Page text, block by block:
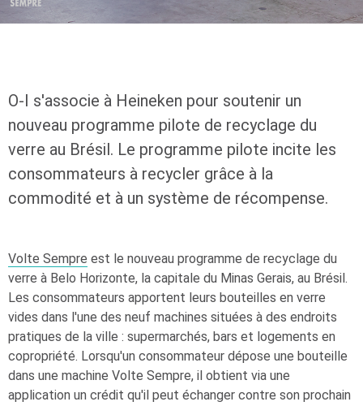
O-I s'associe à Heineken pour soutenir un
nouveau programme pilote de recyclage du
verre au Brésil. Le programme pilote incite les
consommateurs à recycler grâce à la
commodité et à un système de récompense.
Volte Sempre est le nouveau programme de recyclage du
verre à Belo Horizonte, la capitale du Minas Gerais, au Brésil.
Les consommateurs apportent leurs bouteilles en verre
vides dans l'une des neuf machines situées à des endroits
pratiques de la ville : supermarchés, bars et logements en
copropriété. Lorsqu'un consommateur dépose une bouteille
dans une machine Volte Sempre, il obtient via une
application un crédit qu'il peut échanger contre son prochain